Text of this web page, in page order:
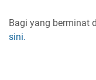
Bagi yang berminat
sini.